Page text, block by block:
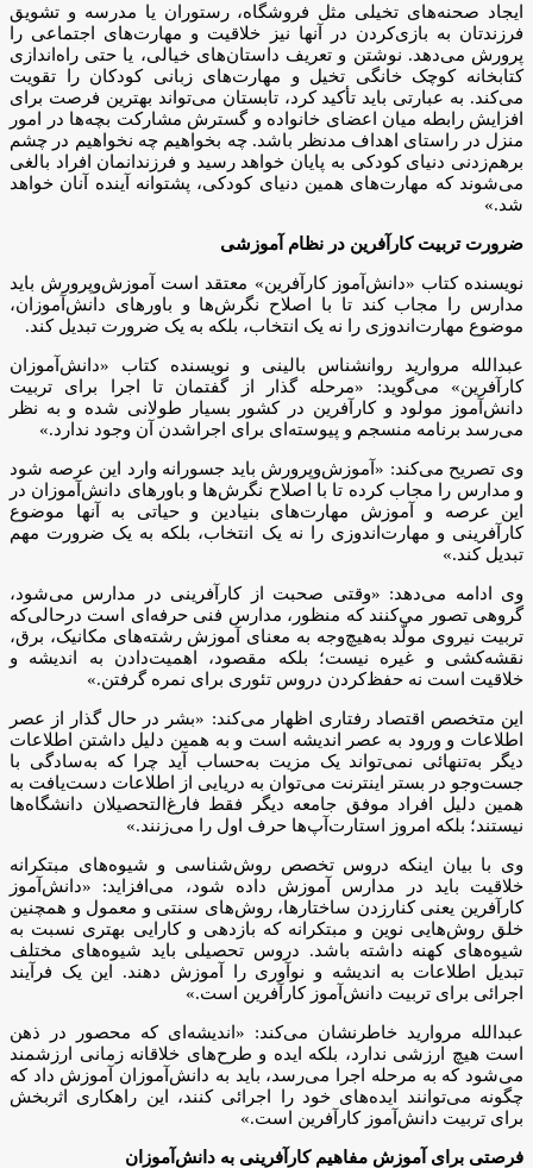
ایجاد صحنه‌های تخیلی مثل فروشگاه، رستوران یا مدرسه و تشویق
فرزندتان به بازی‌کردن در آنها نیز خلاقیت و مهارت‌های اجتماعی را
پرورش می‌دهد. نوشتن و تعریف داستان‌های خیالی، یا حتی راه‌اندازی
کتابخانه کوچک خانگی تخیل و مهارت‌های زبانی کودکان را تقویت
می‌کند. به عبارتی باید تأکید کرد، تابستان می‌تواند بهترین فرصت برای
افزایش رابطه میان اعضای خانواده و گسترش مشاركت بچه‌ها در امور
منزل در راستای اهداف مدنظر باشد. چه بخواهیم چه نخواهیم در چشم
برهم‌زدنی دنیای کودکی به پایان خواهد رسید و فرزندانمان افراد بالغی
می‌شوند که مهارت‌های همین دنیای کودکی، پشتوانه آینده آنان خواهد
شد.»
ضرورت تربیت کارآفرین در نظام آموزشی
نویسنده کتاب «دانش‌آموز کارآفرین» معتقد است آموزش‌وپرورش باید
مدارس را مجاب کند تا با اصلاح نگرش‌ها و باورهای دانش‌آموزان،
موضوع مهارت‌اندوزی را نه یک انتخاب، بلکه به یک ضرورت تبدیل کند.
عبدالله مروارید روانشناس بالینی و نویسنده کتاب «دانش‌آموزان
کارآفرین» می‌گوید: «مرحله گذار از گفتمان تا اجرا برای تربیت
دانش‌آموز مولود و کارآفرین در کشور بسیار طولانی شده و به نظر
می‌رسد برنامه منسجم و پیوسته‌ای برای اجراشدن آن وجود ندارد.»
وی تصریح می‌کند: «آموزش‌وپرورش باید جسورانه وارد این عرصه شود
و مدارس را مجاب کرده تا با اصلاح نگرش‌ها و باورهای دانش‌آموزان در
این عرصه و آموزش مهارت‌های بنیادین و حیاتی به آنها موضوع
کارآفرینی و مهارت‌اندوزی را نه یک انتخاب، بلکه به یک ضرورت مهم
تبدیل کند.»
وی ادامه می‌دهد: «وقتی صحبت از کارآفرینی در مدارس می‌شود،
گروهی تصور می‌کنند که منظور، مدارس فنی حرفه‌ای است درحالی‌که
تربیت نیروی مولّد به‌هیچ‌وجه به معنای آموزش رشته‌های مکانیک، برق،
نقشه‌کشی و غیره نیست؛ بلکه مقصود، اهمیت‌دادن به اندیشه و
خلاقیت است نه حفظ‌کردن دروس تئوری برای نمره گرفتن.»
این متخصص اقتصاد رفتاری اظهار می‌کند: «بشر در حال گذار از عصر
اطلاعات و ورود به عصر اندیشه است و به همین دلیل داشتن اطلاعات
دیگر به‌تنهائی نمی‌تواند یک مزیت به‌حساب آید چرا که به‌سادگی با
جست‌وجو در بستر اینترنت می‌توان به دریایی از اطلاعات دست‌یافت به
همین دلیل افراد موفق جامعه دیگر فقط فارغ‌التحصیلان دانشگاه‌ها
نیستند؛ بلکه امروز استارت‌آپ‌ها حرف اول را می‌زنند.»
وی با بیان اینکه دروس تخصص روش‌شناسی و شیوه‌های مبتکرانه
خلاقیت باید در مدارس آموزش داده شود، می‌افزاید: «دانش‌آموز
کارآفرین یعنی کنارزدن ساختارها، روش‌های سنتی و معمول و همچنین
خلق روش‌هایی نوین و مبتکرانه که بازدهی و کارایی بهتری نسبت به
شیوه‌های کهنه داشته باشد. دروس تحصیلی باید شیوه‌های مختلف
تبدیل اطلاعات به اندیشه و نوآوری را آموزش دهند. این یک فرآیند
اجرائی برای تربیت دانش‌آموز کارآفرین است.»
عبدالله مروارید خاطرنشان می‌کند: «اندیشه‌ای که محصور در ذهن
است هیچ ارزشی ندارد، بلکه ایده و طرح‌های خلاقانه زمانی ارزشمند
می‌شود که به مرحله اجرا می‌رسد، باید به دانش‌آموزان آموزش داد که
چگونه می‌توانند ایده‌های خود را اجرائی کنند، این راهکاری اثربخش
برای تربیت دانش‌آموز کارآفرین است.»
فرصتی برای آموزش مفاهیم کارآفرینی به دانش‌آموزان